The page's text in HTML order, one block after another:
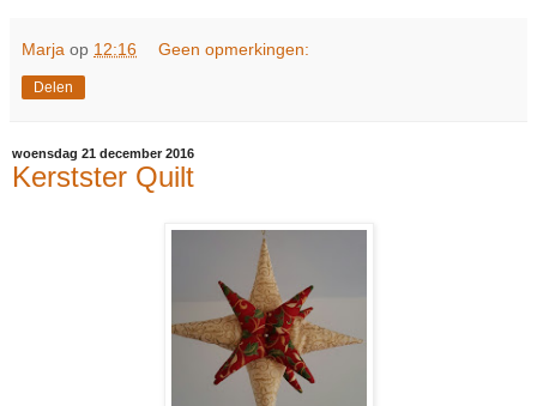
Marja op 12:16 Geen opmerkingen:
Delen
woensdag 21 december 2016
Kerstster Quilt